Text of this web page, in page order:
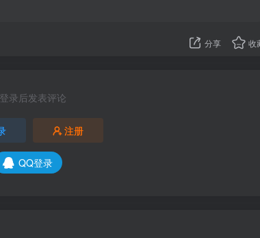
分享 收
录后发表评论
注册
QQ登录